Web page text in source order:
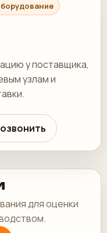
у поставщика,
узлам и
для оценки